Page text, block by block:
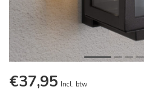
€37,95 Incl. btw